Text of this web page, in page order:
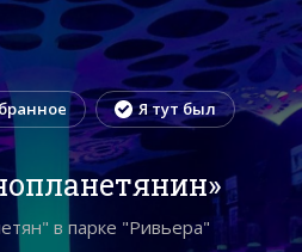
Я тут был
в парке "Ривьера"